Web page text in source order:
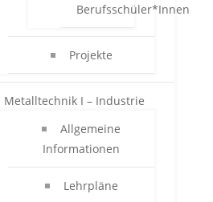
Berufsschüler*Innen
Projekte
Metalltechnik I – Industrie
Allgemeine
Informationen
Lehrpläne